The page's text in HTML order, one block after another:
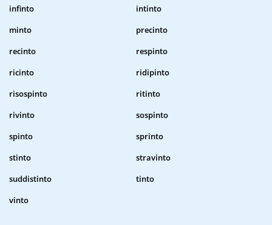
infinto
intinto
minto
precinto
recinto
respinto
ricinto
ridipinto
risospinto
ritinto
rivinto
sospinto
spinto
sprinto
stinto
stravinto
suddistinto
tinto
vinto